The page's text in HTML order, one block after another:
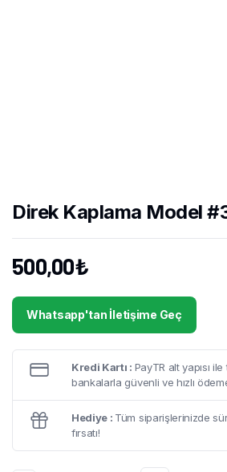
Direk Kaplama Model
500,00₺
Whatsapp'tan İletişime Geç
Kredi Kartı : PayTR alt yapısı
bankalarla güvenli ve hızlı
Hediye : Tüm siparişlerinizde
fırsatı!